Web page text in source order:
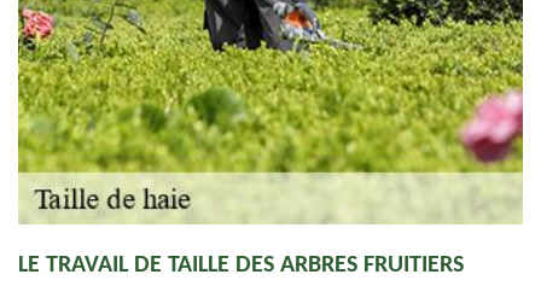
LE TRAVAIL DE TAILLE DES ARBRES FRUITIERS